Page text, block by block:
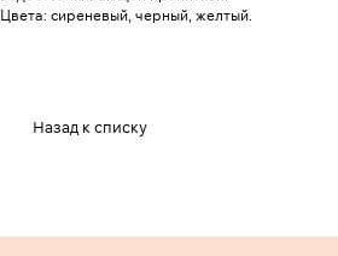
Цвета: сиреневый, черный, желтый.
Назад к списку